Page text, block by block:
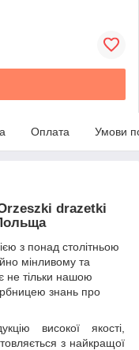
Оплата Умови
drazetki
з понад столітньою
мінливому та
не тільки нашою
знань про
високої якості,
з найкращої